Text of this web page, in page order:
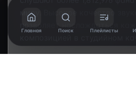
миру. Высокое качество
Главная Поиск Плейлисты